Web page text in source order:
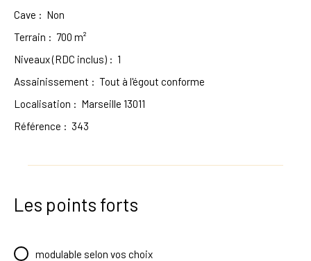
Cave : Non
Terrain : 700 m²
Niveaux (RDC inclus) : 1
Assainissement : Tout à l'égout conforme
Localisation : Marseille 13011
Référence : 343
Les points forts
modulable selon vos choix